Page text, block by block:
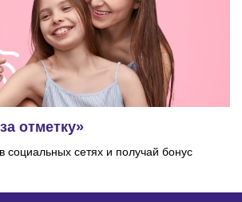
отметку»
социальных сетях и получай бонус